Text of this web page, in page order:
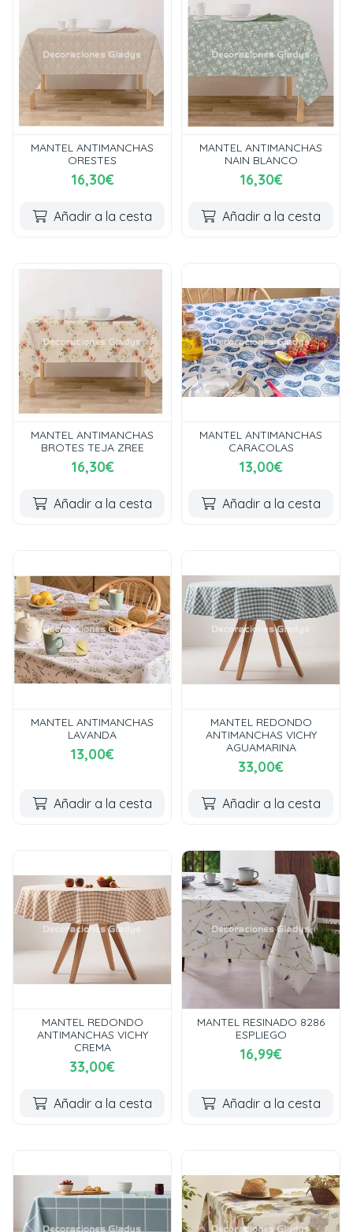
MANTEL ANTIMANCHAS
ORESTES
16,30€
Añadir a la cesta
MANTEL ANTIMANCHAS
NAIN BLANCO
16,30€
Añadir a la cesta
MANTEL ANTIMANCHAS
BROTES TEJA ZREE
16,30€
Añadir a la cesta
MANTEL ANTIMANCHAS
CARACOLAS
13,00€
Añadir a la cesta
MANTEL ANTIMANCHAS
LAVANDA
13,00€
Añadir a la cesta
MANTEL REDONDO
ANTIMANCHAS VICHY
AGUAMARINA
33,00€
Añadir a la cesta
MANTEL REDONDO
ANTIMANCHAS VICHY
CREMA
33,00€
Añadir a la cesta
MANTEL RESINADO 8286
ESPLIEGO
16,99€
Añadir a la cesta